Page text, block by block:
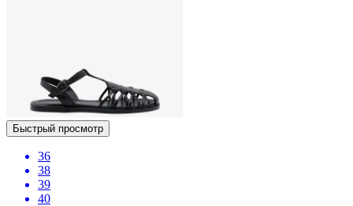
Быстрый просмотр
36
38
39
40